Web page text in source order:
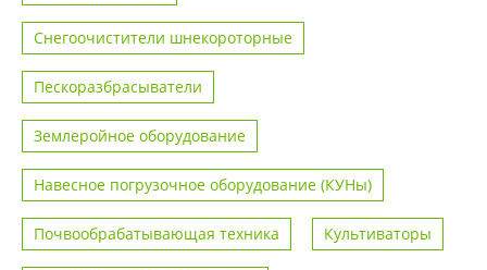
Снегоочистители шнекороторные
Пескоразбрасыватели
Землеройное оборудование
Навесное погрузочное оборудование (КУНы)
Почвообрабатывающая техника Культиваторы